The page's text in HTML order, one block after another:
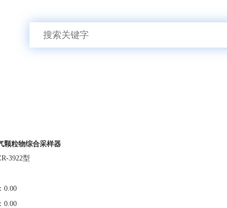
颗粒物综合采样器
3922型
0.00
0.00